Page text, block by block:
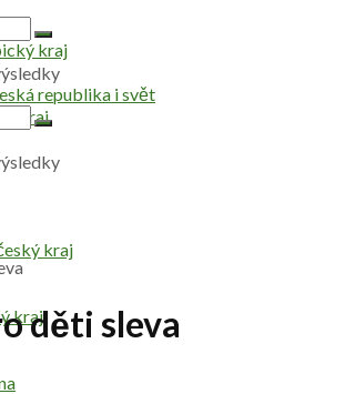
kraj
kraj
kraj
krajděti sleva